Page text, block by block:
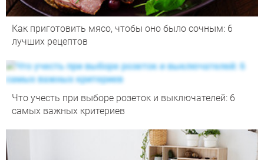
Как приготовить мясо, чтобы оно было сочным: 6
лучших рецептов
Что учесть при выборе розеток и выключателей: 6
самых важных критериев